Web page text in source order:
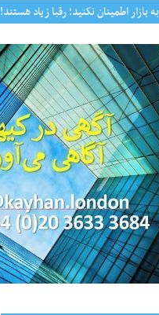
به بازار اطمینان نکنید؛ رقبا زیاد هستند!